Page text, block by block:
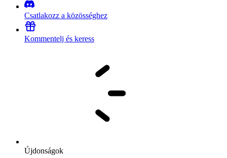
Csatlakozz a közösséghez
Kommentelj és keress
Újdonságok